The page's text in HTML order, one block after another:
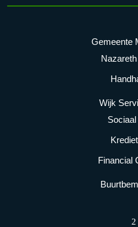
Gemeente
Wijk
Sociaal
Financial
2